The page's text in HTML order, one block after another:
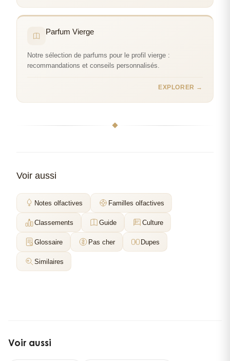
Parfum Vierge
Notre sélection de parfums pour le profil vierge :
recommandations et conseils personnalisés.
EXPLORER →
Voir aussi
Notes olfactives Familles olfactives
Classements Guide Culture
Glossaire Pas cher Dupes
Similaires
Voir aussi